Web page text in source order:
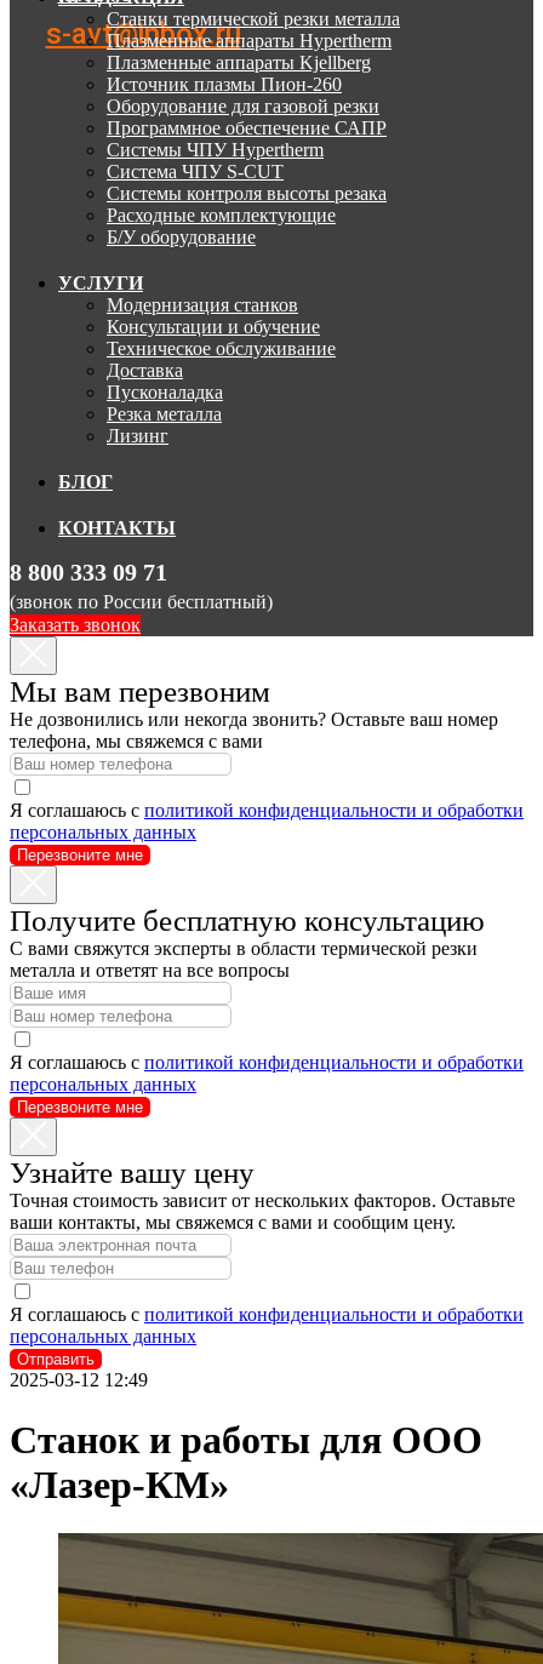
s-avt@inbox.ru
Станки термической резки металла
Плазменные аппараты Hypertherm
Плазменные аппараты Kjellberg
Источник плазмы Пион-260
Оборудование для газовой резки
Программное обеспечение САПР
Системы ЧПУ Hypertherm
Система ЧПУ S-CUT
Системы контроля высоты резака
Расходные комплектующие
Б/У оборудование
УСЛУГИ
Модернизация станков
Консультации и обучение
Техническое обслуживание
Доставка
Пусконаладка
Резка металла
Лизинг
БЛОГ
КОНТАКТЫ
8 800 333 09 71
(звонок по России бесплатный)
Заказать звонок
Мы вам перезвоним
Не дозвонились или некогда звонить? Оставьте ваш номер
телефона, мы свяжемся с вами
Я соглашаюсь с политикой конфиденциальности и обработки
персональных данных
Перезвоните мне
Получите бесплатную консультацию
С вами свяжутся эксперты в области термической резки
металла и ответят на все вопросы
Я соглашаюсь с политикой конфиденциальности и обработки
персональных данных
Перезвоните мне
Узнайте вашу цену
Точная стоимость зависит от нескольких факторов. Оставьте
ваши контакты, мы свяжемся с вами и сообщим цену.
Я соглашаюсь с политикой конфиденциальности и обработки
персональных данных
Отправить
2025-03-12 12:49
Станок и работы для ООО
«Лазер-КМ»